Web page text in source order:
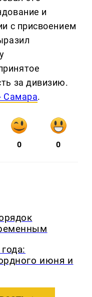
и
с присвоением
за дивизию.
Самара.
0 0
июня и